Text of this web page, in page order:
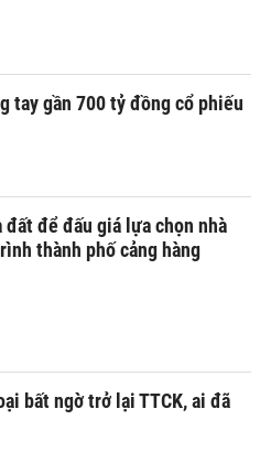
tay gần 700 tỷ đồng cổ phiếu
đất để đấu giá lựa chọn nhà
thành phố cảng hàng
bất ngờ trở lại TTCK, ai đã